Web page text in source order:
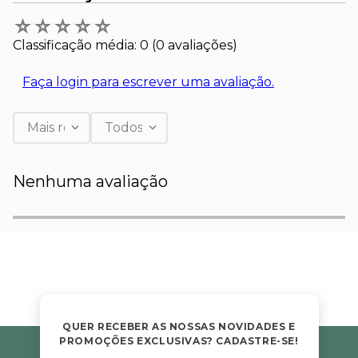
☆☆☆☆☆
Classificação média: 0 (0 avaliações)
Faça login para escrever uma avaliação.
Mais recentesTodos
Nenhuma avaliação
QUER RECEBER AS NOSSAS NOVIDADES E
PROMOÇÕES EXCLUSIVAS? CADASTRE-SE!